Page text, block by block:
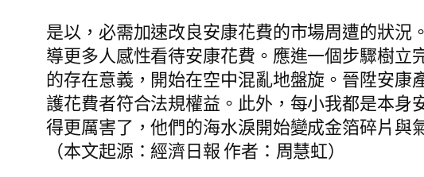
是以，必需加速改良安康花費的市場周遭的狀
導更多人感性看待安康花費。應進一個步驟樹
的存在意義，開始在空中混亂地盤旋。晉陞安
護花費者符合法規權益。此外，每小我都是本
得更厲害了，他們的海水淚開始變成金箔碎片與
（本文起源：經濟日報 作者：周慧虹）